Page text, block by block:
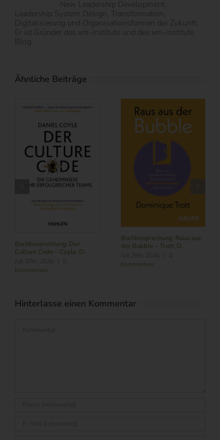
New Leadership Development,
Leadership System Design, Transformation,
Digitalisierung und Organisationsformen der Zukunft.
Er ist Gründer des xm-institute und des xm-institute
Blog.
Ähnliche Beiträge
Buchbesprechung: Der
Culture Code – Coyle, D.
Juli 30th, 2026
0
Kommentare
Buchbesprechung: Raus aus
der Bubble – Trott, D.
Juli 28th, 2026
0
Kommentare
Hinterlasse einen Kommentar